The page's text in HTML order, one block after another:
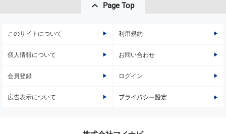
Page Top
このサイトについて 利用規約
個人情報について お問い合わせ
会員登録 ログイン
広告表示について プライバシー設定